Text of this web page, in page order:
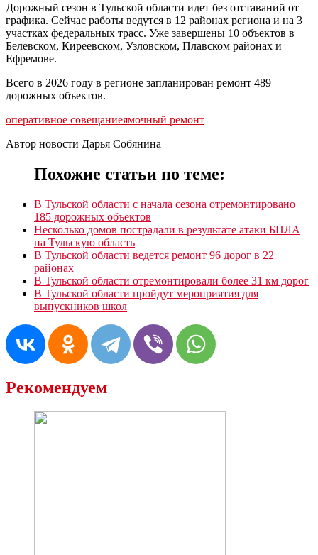
Дорожный сезон в Тульской области идет без отставаний от
графика. Сейчас работы ведутся в 12 районах региона и на 3
участках федеральных трасс. Уже завершены 10 объектов в
Белевском, Киреевском, Узловском, Плавском районах и
Ефремове.
Всего в 2026 году в регионе запланирован ремонт 489
дорожных объектов.
оперативное совещаниеямочный ремонт
Автор новости Дарья Собянина
Похожие статьи по теме:
В Тульской области с начала сезона отремонтировано
185 дорожных объектов
Несколько домов пострадали в результате атаки БПЛА
на Тульскую область
В Тульской области ведется ремонт 96 дорог в 22
районах
В Тульской области отремонтировали более 31 км дорог
В Тульской области пройдут мероприятия для
выпускников школ
Рекомендуем